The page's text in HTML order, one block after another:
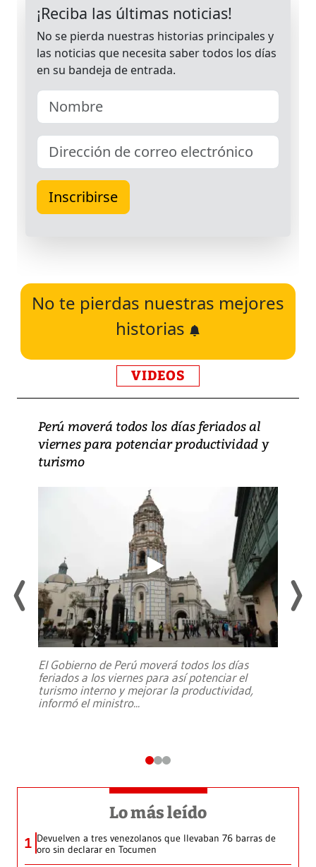
No te pierdas nuestras mejores
historias
VIDEOS
Perú moverá todos los días feriados al
viernes para potenciar productividad y
turismo
El Gobierno de Perú moverá todos los días
feriados a los viernes para así potenciar el
turismo interno y mejorar la productividad,
informó el ministro...
Lo más leído
1 Devuelven a tres venezolanos que llevaban 76 barras de
oro sin declarar en Tocumen